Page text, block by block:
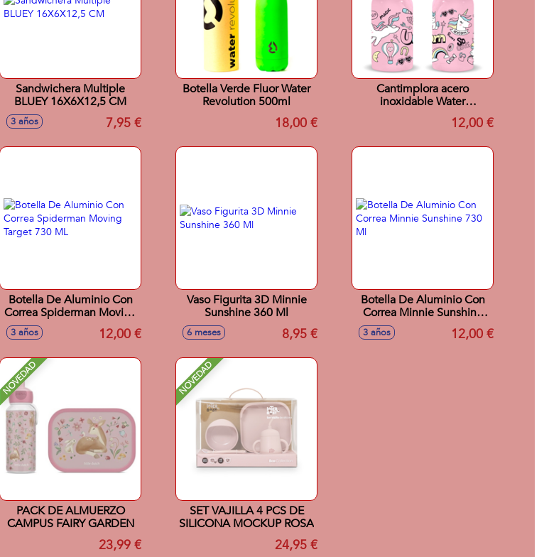
Sandwichera Multiple
BLUEY 16X6X12,5 CM
3 años 7,95 €
Botella Verde Fluor Water
Revolution 500ml
18,00 €
Cantimplora acero
inoxidable Water
Revolution 500ml12,00 €
Botella De Aluminio Con
Correa Spiderman Moving
Target 730 ML
3 años 12,00 €
Vaso Figurita 3D Minnie
Sunshine 360 Ml
6 meses 8,95 €
Botella De Aluminio Con
Correa Minnie Sunshine
3 años 12,00 €
NOVEDAD
PACK DE ALMUERZO
CAMPUS FAIRY GARDEN
23,99 €
NOVEDAD
SET VAJILLA 4 PCS DE
SILICONA MOCKUP ROSA
24,95 €